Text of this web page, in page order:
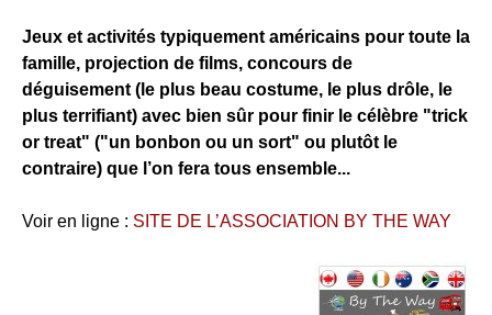
Jeux et activités typiquement américains pour toute la
famille, projection de films, concours de
déguisement (le plus beau costume, le plus drôle, le
plus terrifiant) avec bien sûr pour finir le célèbre "trick
or treat" ("un bonbon ou un sort" ou plutôt le
contraire) que l’on fera tous ensemble...
Voir en ligne : SITE DE L’ASSOCIATION BY THE WAY